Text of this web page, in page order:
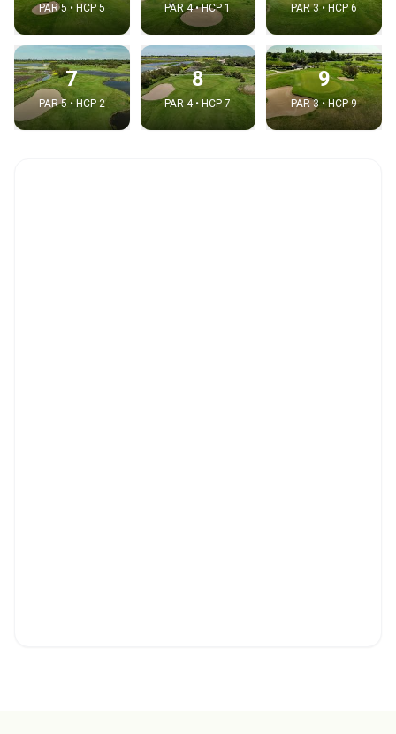
PAR 5 • HCP 5 PAR 4 • HCP 1 PAR 3 • HCP 6
7
PAR 5 • HCP 2
8
PAR 4 • HCP 7
9
PAR 3 • HCP 9